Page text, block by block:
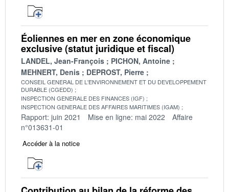
Éoliennes en mer en zone économique
exclusive (statut juridique et fiscal)
LANDEL, Jean-François
PICHON, Antoine
MEHNERT, Denis
DEPROST, Pierre
CONSEIL GENERAL DE L'ENVIRONNEMENT ET DU DEVELOPPEMENT
DURABLE (CGEDD)
INSPECTION GENERALE DES FINANCES (IGF)
INSPECTION GENERALE DES AFFAIRES MARITIMES (IGAM)
Rapport: juin 2021 Mise en ligne: mai 2022
Affaire
n°013631-01
Accéder à la notice